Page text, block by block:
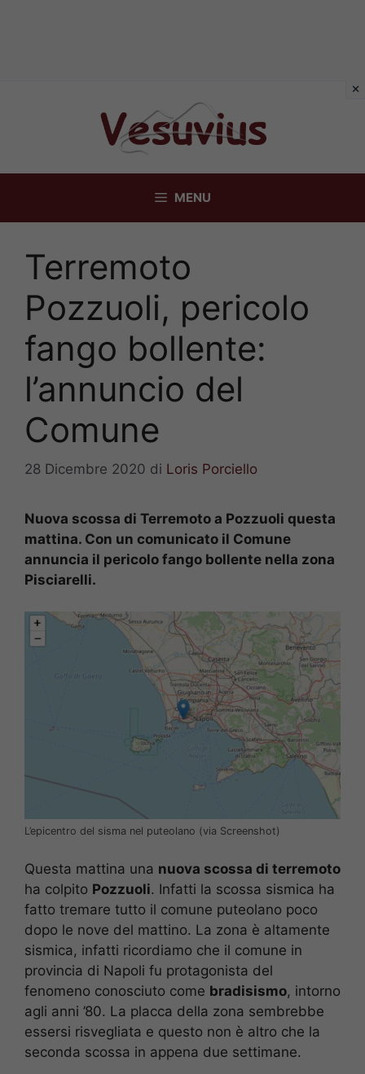
MENU
Terremoto
Pozzuoli, pericolo
fango bollente:
l’annuncio del
Comune
28 Dicembre 2020 di Loris Porciello
Nuova scossa di Terremoto a Pozzuoli questa
mattina. Con un comunicato il Comune
annuncia il pericolo fango bollente nella zona
Pisciarelli.
L’epicentro del sisma nel puteolano (via Screenshot)
Questa mattina una nuova scossa di terremoto
ha colpito Pozzuoli. Infatti la scossa sismica ha
fatto tremare tutto il comune puteolano poco
dopo le nove del mattino. La zona è altamente
sismica, infatti ricordiamo che il comune in
provincia di Napoli fu protagonista del
fenomeno conosciuto come bradisismo, intorno
agli anni ’80. La placca della zona sembrebbe
essersi risvegliata e questo non è altro che la
seconda scossa in appena due settimane.